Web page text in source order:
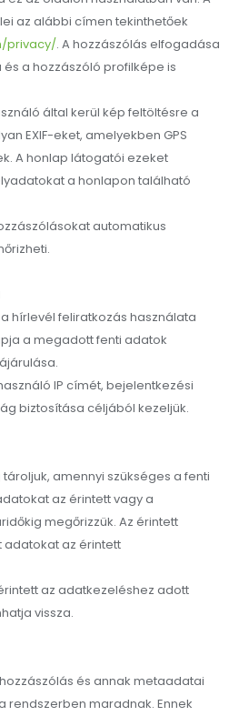
az alábbi címen tekinthetőek
privacy/. A hozzászólás elfogadása
a hozzászóló profilképe is
által kerül kép feltöltésre a
EXIF-eket, amelyekben GPS
A honlap látogatói ezeket
a honlapon található
automatikus
hírlevél feliratkozás használata
a megadott fenti adatok
IP címét, bejelentkezési
biztosítása céljából kezeljük.
amennyi szükséges a fenti
az érintett vagy a
megőrizzük. Az érintett
az érintett
az adatkezeléshez adott
vissza.
és annak metaadatai
maradnak. Ennek